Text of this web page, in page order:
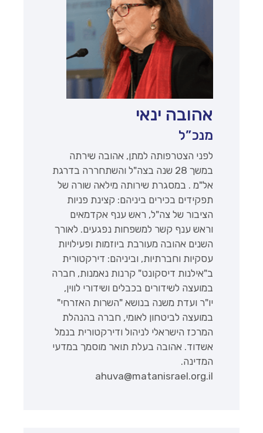
אהובה ינאי
מנכ”ל
לפני הצטרפותה למתן, אהובה שירתה
במשך 28 שנה בצה"ל והשתחררה בדרגת
אל"מ . במסגרת שירותה מילאה שורה של
תפקידים בכירים ביניהם: קצינת פניות
הציבור של צה"ל, ראש ענף אקדמאים
וראש ענף קשר למשפחות נפגעים. לאורך
השנים אהובה מעורבת ביוזמות ופעילויות
עסקיות וחברתיות, וביניהם: דירקטורית
ב"אילנות דיסקונט" קרנות נאמנות, חברה
במועצה לשידורים בכבלים ושידורי לווין,
יו"ר ועדת משנה בנושא "השרות האזרחי"
במועצה לביטחון לאומי, חברה בהנהלת
המרכז הישראלי לניהול ודירקטורית בנמל
אשדוד. אהובה בעלת תואר מוסמך במדעי
המדינה.
ahuva@matanisrael.org.il